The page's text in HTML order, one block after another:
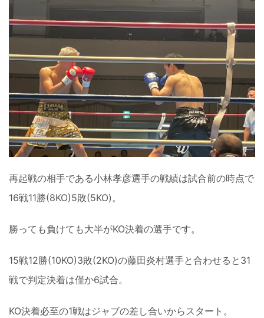
再起戦の相手である小林孝彦選手の戦績は試合前の時点で
16戦11勝(8KO)5敗(5KO)。
勝っても負けても大半がKO決着の選手です。
15戦12勝(10KO)3敗(2KO)の藤田炎村選手と合わせると31
戦で判定決着は僅か6試合。
KO決着必至の1戦はジャブの差し合いからスタート。